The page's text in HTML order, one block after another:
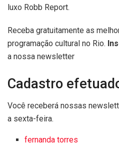
luxo Robb Report.
Receba gratuitamente as
programação cultural no Rio.
a nossa newsletter
Cadastro
Você receberá nossas
a sexta-feira.
fernanda torres